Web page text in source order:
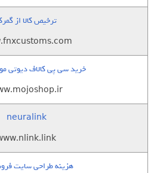
ترخیص کالا از
خرید سی پی کالاف دیوتی
neuralink
هزینه طراحی سایت